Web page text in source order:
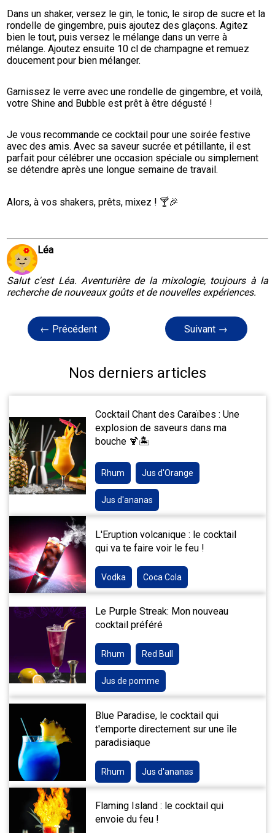
Dans un shaker, versez le gin, le tonic, le sirop de sucre et la
rondelle de gingembre, puis ajoutez des glaçons. Agitez
bien le tout, puis versez le mélange dans un verre à
mélange. Ajoutez ensuite 10 cl de champagne et remuez
doucement pour bien mélanger.
Garnissez le verre avec une rondelle de gingembre, et voilà,
votre Shine and Bubble est prêt à être dégusté !
Je vous recommande ce cocktail pour une soirée festive
avec des amis. Avec sa saveur sucrée et pétillante, il est
parfait pour célébrer une occasion spéciale ou simplement
se détendre après une longue semaine de travail.
Alors, à vos shakers, prêts, mixez ! 🍸🎉
Léa
Salut c'est Léa. Aventurière de la mixologie, toujours à la
recherche de nouveaux goûts et de nouvelles expériences.
← Précédent Suivant →
Nos derniers articles
Cocktail Chant des Caraïbes : Une
explosion de saveurs dans ma
bouche 🍹🏝️
Rhum Jus d'Orange
Jus d'ananas
L'Eruption volcanique : le cocktail
qui va te faire voir le feu !
Vodka Coca Cola
Le Purple Streak: Mon nouveau
cocktail préféré
Rhum Red Bull
Jus de pomme
Blue Paradise, le cocktail qui
t'emporte directement sur une île
paradisiaque
Rhum Jus d'ananas
Flaming Island : le cocktail qui
envoie du feu !